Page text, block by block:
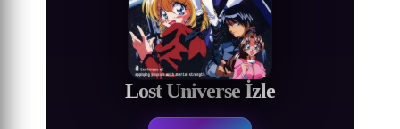
Lost Universe İzle